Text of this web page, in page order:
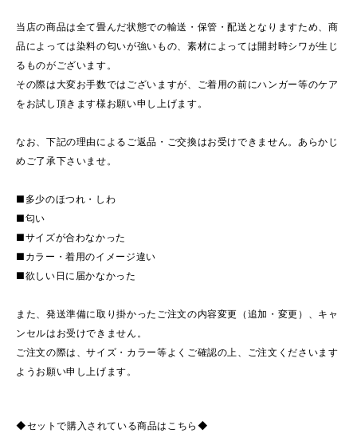
当店の商品は全て畳んだ状態での輸送・保管・配送となりますため、商
品によっては染料の匂いが強いもの、素材によっては開封時シワが生じ
るものがございます。
その際は大変お手数ではございますが、ご着用の前にハンガー等のケア
をお試し頂きます様お願い申し上げます。
なお、下記の理由によるご返品・ご交換はお受けできません。あらかじ
めご了承下さいませ。
■多少のほつれ・しわ
■匂い
■サイズが合わなかった
■カラー・着用のイメージ違い
■欲しい日に届かなかった
また、発送準備に取り掛かったご注文の内容変更（追加・変更）、キャ
ンセルはお受けできません。
ご注文の際は、サイズ・カラー等よくご確認の上、ご注文くださいます
ようお願い申し上げます。
◆セットで購入されている商品はこちら◆